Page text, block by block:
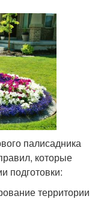
палисадника
которые
подготовки:
территории